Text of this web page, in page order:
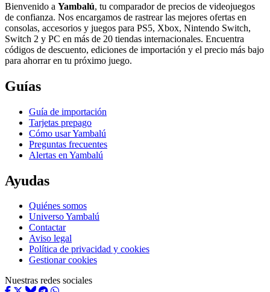
Bienvenido a Yambalú, tu comparador de precios de videojuegos
de confianza. Nos encargamos de rastrear las mejores ofertas en
consolas, accesorios y juegos para PS5, Xbox, Nintendo Switch,
Switch 2 y PC en más de 20 tiendas internacionales. Encuentra
códigos de descuento, ediciones de importación y el precio más bajo
para ahorrar en tu próximo juego.
Guías
Guía de importación
Tarjetas prepago
Cómo usar Yambalú
Preguntas frecuentes
Alertas en Yambalú
Ayudas
Quiénes somos
Universo Yambalú
Contactar
Aviso legal
Política de privacidad y cookies
Gestionar cookies
Nuestras redes sociales